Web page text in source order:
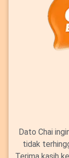
Dato Chai
tidak